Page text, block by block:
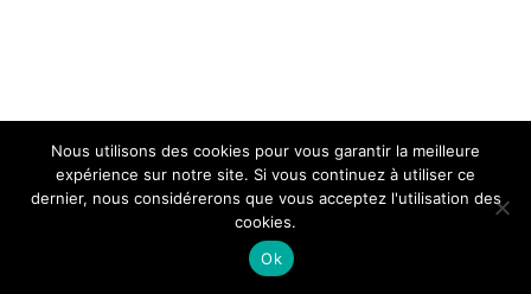
Nous utilisons des cookies pour vous garantir la meilleure
expérience sur notre site. Si vous continuez à utiliser ce
dernier, nous considérerons que vous acceptez l'utilisation des
cookies.
Ok